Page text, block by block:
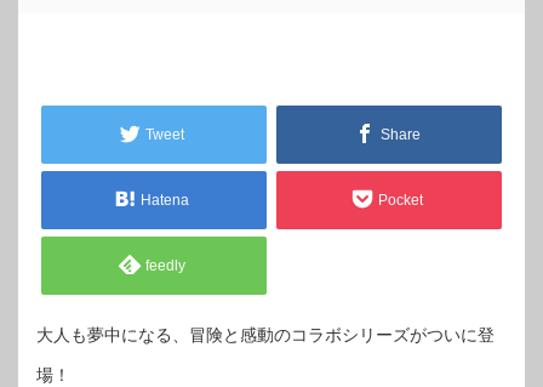
Tweet Share
Hatena Pocket
feedly
大人も夢中になる、冒険と感動のコラボシリーズがついに登
場！